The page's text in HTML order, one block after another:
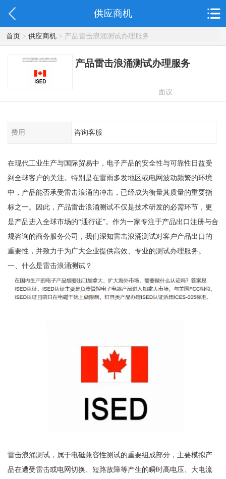
供应商机
首页> 供应商机> 产品雷击浪涌测试办理服务
产品雷击浪涌测试办理服务
面议
费用 咨询客服
在现代工业生产与国际贸易中，电子产品的安全性与可靠性日益受
到全球客户的关注。特别是在雷雨多发地区或电网波动频繁的环境
中，产品能否承受雷击浪涌的冲击，已经成为衡量其质量的重要指
标之一。因此，产品雷击浪涌测试不仅是技术研发的必需环节，更
是产品进入全球市场的“通行证”。作为一家专注于产品出口注册与合
规咨询的商务服务公司，我们深知雷击浪涌测试对客户产品出口的
重要性，并致力于为广大企业提供高效、专业的测试办理服务。
一、什么是雷击浪涌测试？
雷击浪涌测试，属于电磁兼容性测试的重要组成部分，主要模拟产
品在遭受雷击或电网切换、短路故障等产生的瞬时高电压、大电流